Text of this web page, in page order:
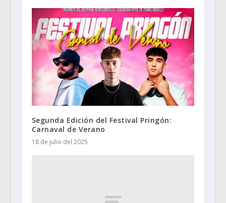
Segunda Edición del Festival Pringón:
Carnaval de Verano
18 de julio del 2025